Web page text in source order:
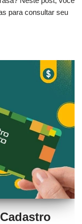
para consultar seu